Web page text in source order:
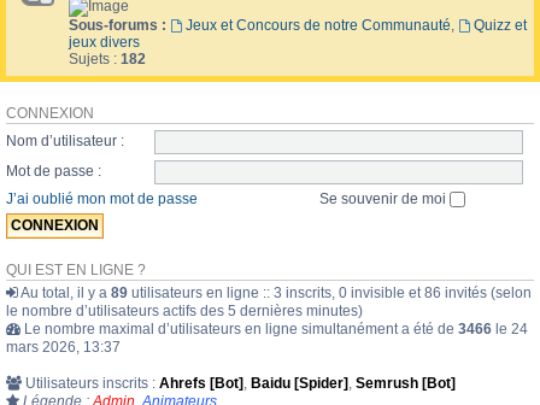
Sous-forums : Jeux et Concours de notre Communauté,
Quizz et
jeux divers
Sujets : 182
CONNEXION
Nom d’utilisateur :
Mot de passe :
J’ai oublié mon mot de passe
Se souvenir de moi
QUI EST EN LIGNE ?
Au total, il y a 89 utilisateurs en ligne :: 3 inscrits, 0 invisible et 86 invités (selon
le nombre d’utilisateurs actifs des 5 dernières minutes)
Le nombre maximal d’utilisateurs en ligne simultanément a été de 3466 le 24
mars 2026, 13:37
Utilisateurs inscrits : Ahrefs [Bot] , Baidu [Spider] , Semrush [Bot]
Légende : Admin Animateurs